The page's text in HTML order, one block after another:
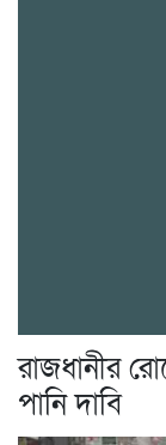
রাজধানীর
পানি দাবি